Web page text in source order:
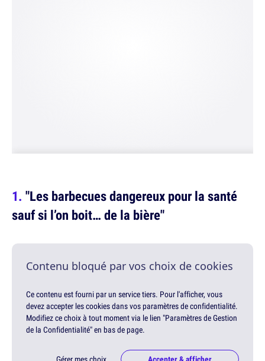
"Les barbecues dangereux pour la santé
sauf si l’on boit… de la bière"
Contenu bloqué par vos choix de cookies
Ce contenu est fourni par un service tiers. Pour l'afficher, vous
devez accepter les cookies dans vos paramètres de confidentialité.
Modifiez ce choix à tout moment via le lien "Paramètres de Gestion
de la Confidentialité" en bas de page.